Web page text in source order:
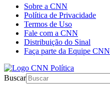
Sobre a CNN
Política de Privacidade
Termos de Uso
Fale com a CNN
Distribuição do Sinal
Faça parte da Equipe CNN
Buscar